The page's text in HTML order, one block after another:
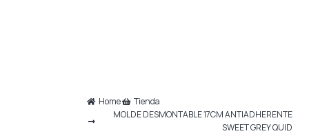
Home
Tienda
MOLDE DESMONTABLE 17CM ANTIADHERENTE
SWEET GREY QUID